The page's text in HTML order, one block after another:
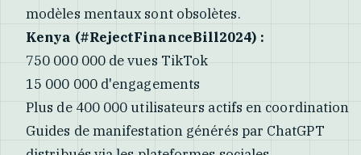
modèles mentaux sont obsolètes.
Kenya (#RejectFinanceBill2024) :
750 000 000 de vues TikTok
15 000 000 d'engagements
Plus de 400 000 utilisateurs actifs en coordination
Guides de manifestation générés par ChatGPT